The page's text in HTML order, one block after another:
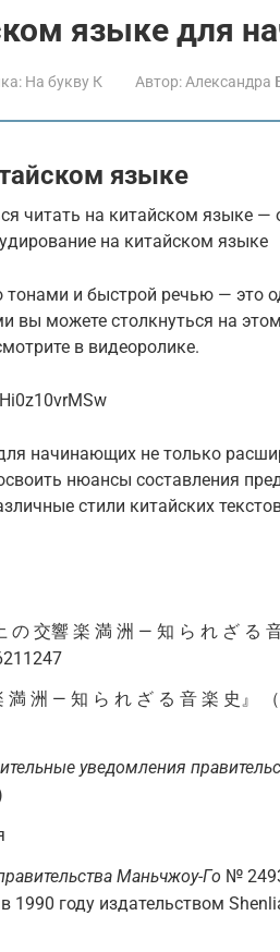
языке для
На букву К Автор: Александра
языке
читать на китайском языке —
на китайском языке
тонами и быстрой речью — это
вы можете столкнуться на
в видеоролике.
начинающих не только
нюансы составления
стили китайских
の 交響 楽 満 洲 — 知 ら れ ざ る
満 洲 — 知 ら れ ざ る 音 楽 史』
уведомления
Маньчжоу-Го №
1990 году издательством